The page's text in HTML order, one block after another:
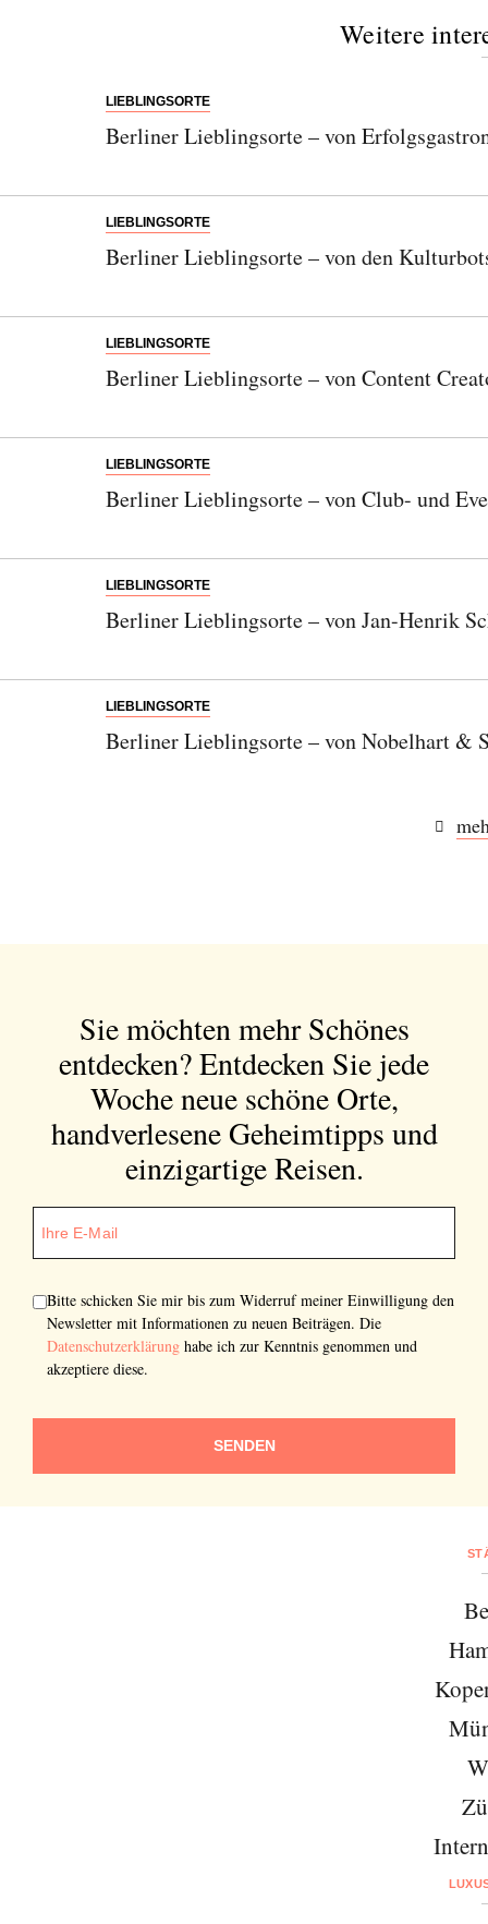
Weitere
LIEBLINGSORTE
Berliner Lieblingsorte – von
LIEBLINGSORTE
Berliner Lieblingsorte – von den
LIEBLINGSORTE
Berliner Lieblingsorte – von Content
LIEBLINGSORTE
Berliner Lieblingsorte – von Club- und
LIEBLINGSORTE
Berliner Lieblingsorte – von Jan-Henrik
LIEBLINGSORTE
Berliner Lieblingsorte – von Nobelhart &
Sie möchten mehr Schönes
entdecken?Entdecken Sie jede
Woche neue schöne Orte,
handverlesene Geheimtipps und
einzigartige Reisen.
Bitte schicken Sie mir bis zum Widerruf meiner Einwilligung den
Newsletter mit Informationen zu neuen Beiträgen. Die
Datenschutzerklärung habe ich zur Kenntnis genommen und
akzeptiere diese.
SENDEN